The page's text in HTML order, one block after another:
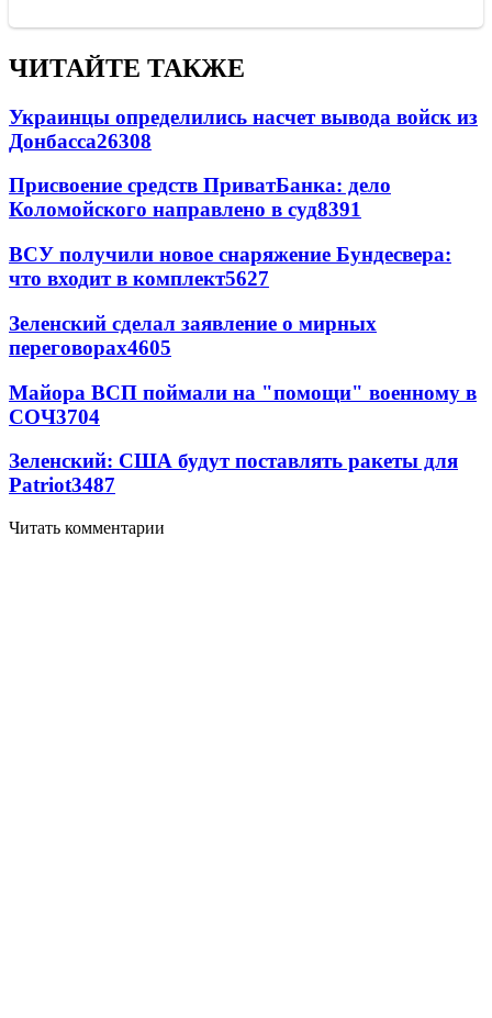
ЧИТАЙТЕ ТАКЖЕ
Украинцы определились насчет вывода войск из
Донбасса26308
Присвоение средств ПриватБанка: дело
Коломойского направлено в суд8391
ВСУ получили новое снаряжение Бундесвера:
что входит в комплект5627
Зеленский сделал заявление о мирных
переговорах4605
Майора ВСП поймали на "помощи" военному в
СОЧ3704
Зеленский: США будут поставлять ракеты для
Patriot3487
Читать комментарии